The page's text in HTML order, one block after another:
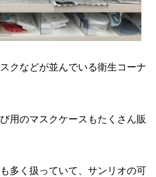
クなどが並んでいる衛生コーナ
用のマスクケースもたくさん販
多く扱っていて、サンリオの可